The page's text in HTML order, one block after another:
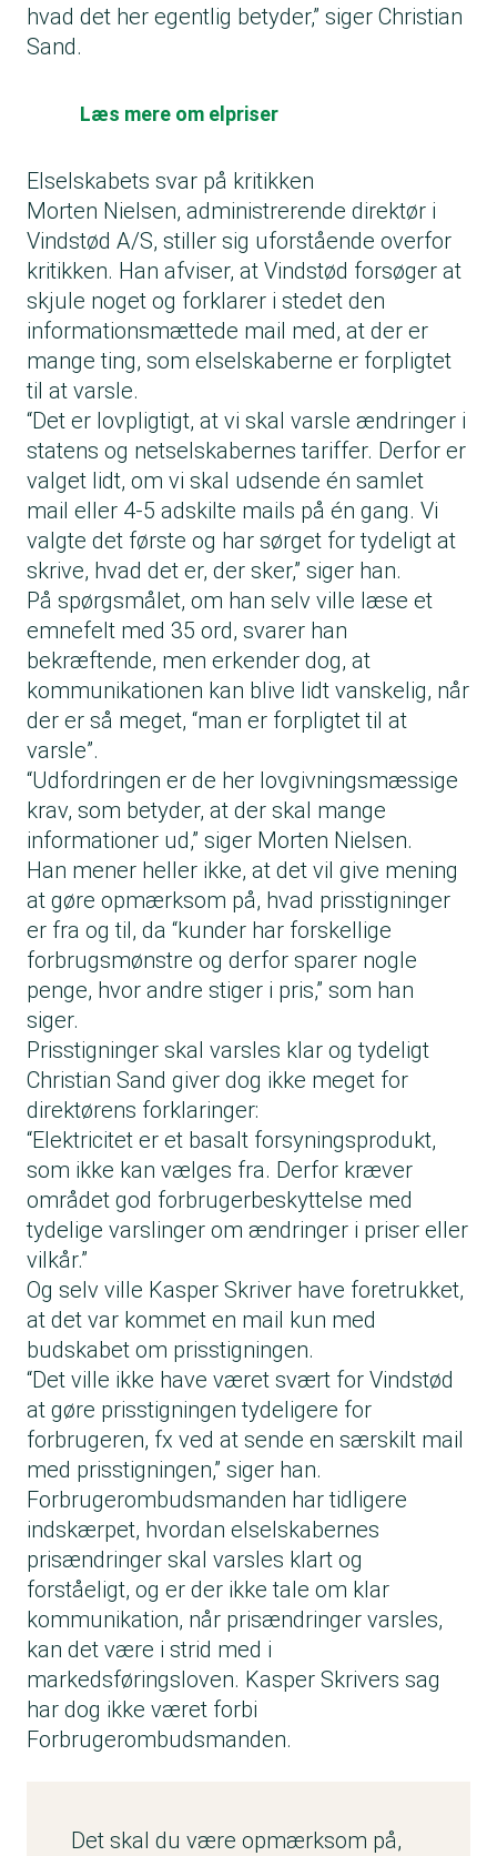
hvad det her egentlig betyder,” siger Christian
Sand.
Læs mere om elpriser
Elselskabets svar på kritikken
Morten Nielsen, administrerende direktør i
Vindstød A/S, stiller sig uforstående overfor
kritikken. Han afviser, at Vindstød forsøger at
skjule noget og forklarer i stedet den
informationsmættede mail med, at der er
mange ting, som elselskaberne er forpligtet
til at varsle.
“Det er lovpligtigt, at vi skal varsle ændringer i
statens og netselskabernes tariffer. Derfor er
valget lidt, om vi skal udsende én samlet
mail eller 4-5 adskilte mails på én gang. Vi
valgte det første og har sørget for tydeligt at
skrive, hvad det er, der sker,” siger han.
På spørgsmålet, om han selv ville læse et
emnefelt med 35 ord, svarer han
bekræftende, men erkender dog, at
kommunikationen kan blive lidt vanskelig, når
der er så meget, “man er forpligtet til at
varsle”.
“Udfordringen er de her lovgivningsmæssige
krav, som betyder, at der skal mange
informationer ud,” siger Morten Nielsen.
Han mener heller ikke, at det vil give mening
at gøre opmærksom på, hvad prisstigninger
er fra og til, da “kunder har forskellige
forbrugsmønstre og derfor sparer nogle
penge, hvor andre stiger i pris,” som han
siger.
Prisstigninger skal varsles klar og tydeligt
Christian Sand giver dog ikke meget for
direktørens forklaringer:
“Elektricitet er et basalt forsyningsprodukt,
som ikke kan vælges fra. Derfor kræver
området god forbrugerbeskyttelse med
tydelige varslinger om ændringer i priser eller
vilkår.”
Og selv ville Kasper Skriver have foretrukket,
at det var kommet en mail kun med
budskabet om prisstigningen.
“Det ville ikke have været svært for Vindstød
at gøre prisstigningen tydeligere for
forbrugeren, fx ved at sende en særskilt mail
med prisstigningen,” siger han.
Forbrugerombudsmanden har tidligere
indskærpet, hvordan elselskabernes
prisændringer skal varsles klart og
forståeligt, og er der ikke tale om klar
kommunikation, når prisændringer varsles,
kan det være i strid med i
markedsføringsloven. Kasper Skrivers sag
har dog ikke været forbi
Forbrugerombudsmanden.
Det skal du være opmærksom på,